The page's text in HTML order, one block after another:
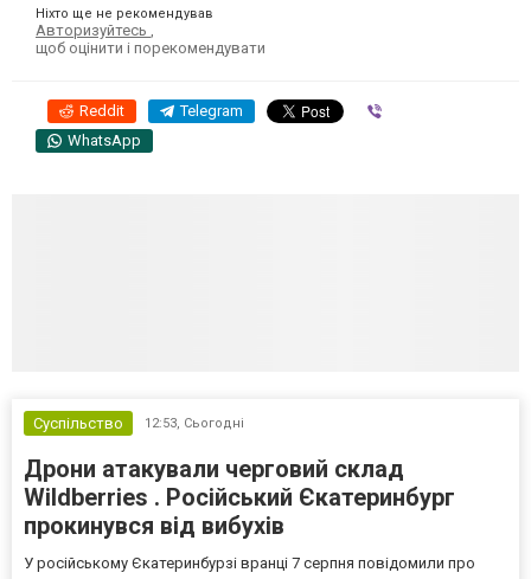
Ніхто ще не рекомендував
Авторизуйтесь ,
щоб оцінити і порекомендувати
Reddit Telegram
WhatsApp
Суспільство 12:53, Сьогодні
Дрони атакували черговий склад
Wildberries . Російський Єкатеринбург
прокинувся від вибухів
У російському Єкатеринбурзі вранці 7 серпня повідомили про